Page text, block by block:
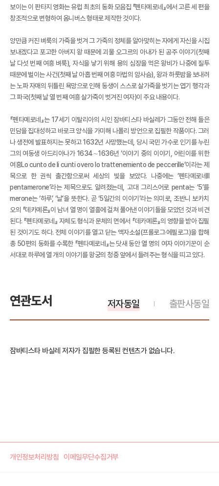
보이는 이 판타지 영화는 유럽 최초의 동화 모음집 『펜타메로네』에서 고른 세 편을
창조적으로 변형하여 옴니버스 형태로 제작한 것이다.
양만큼 커진 벼룩의 가죽을 벗겨 그 가죽의 정체를 알아맞히는 자에게 자신을 시집
보내겠다고 포고한 아버지 왕 때문에 괴물 오그르의 아내가 된 공주 이야기(첫째
날 다섯 번째 여흥 벼룩), 자식을 낳기 위해 용의 심장을 먹은 왕비가 나중에 질투
때문에 벌이는 사건(첫째 날 아홉 번째 여흥 마법의 암사슴), 왕과 하룻밤을 보내려
는 노파 자매의 뒤틀린 욕망으로 인해 동생이 스스로 살가죽을 벗기는 엽기 행각과
그 파국(첫째 날 열 번째 여흥 살가죽이 벗겨진 여자)이 주요 내용이다.
『펜타메로네』는 17세기 이탈리아의 시인 잠바티스타 바실레가 그동안 전해 들은
민담을 집대성하고 바로크 양식을 가미해 나폴리 방언으로 집필한 작품이다. 그러
나 생전에 발표하지는 못하고 1632년 사망했는데, 당시 국민 가수로 인기를 누린
그의 여동생 아드리아나가 1634∼1636년 ‘이야기 중의 이야기, 어린이를 위한
여흥Lo cunto de li cunti overo lo trattenemiento de peccerille’이라는 제
목으로 한 권씩 출간함으로써 세상의 빛을 보았다. 나중에는 ‘펜타메로네Il
pentamerone’라는 제목으로도 알려졌는데, 고대 그리스어로 penta는 ‘5’를
merone는 ‘하루’, ‘날’을 뜻한다. 곧 ‘5일간의 이야기’라는 의미로, 조반니 보카치
오의 『데카메론』이 남녀 열 명이 열흘에 걸쳐 풀어낸 이야기들을 모았던 것과 비견
된다. 『펜타메로네』 자체도 형식과 문체의 면에서 『데카메론』의 영향을 받아 집필
된 것이기도 하다. 전체 이야기를 열고 닫는 액자소설(프롤로그·에필로그)을 합해
총 50편의 동화를 수록한 『펜타메로네』는 닷새 동안 열 명의 여자 이야기꾼이 순
서대로 하루에 열 개의 이야기를 왕궁의 청중 앞에서 들려주는 형식을 띠고 있다.
연관도서 출판사동일
저자동일
잠바티스타 바실레 저자가 집필한 등록된 컨텐츠가 없습니다.
개인정보처리방침 이메일무단수집거부